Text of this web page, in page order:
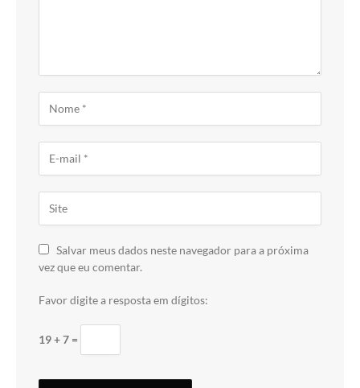
Salvar meus dados neste navegador para a próxima
vez que eu comentar.
Favor digite a resposta em dígitos:
19 + 7 =